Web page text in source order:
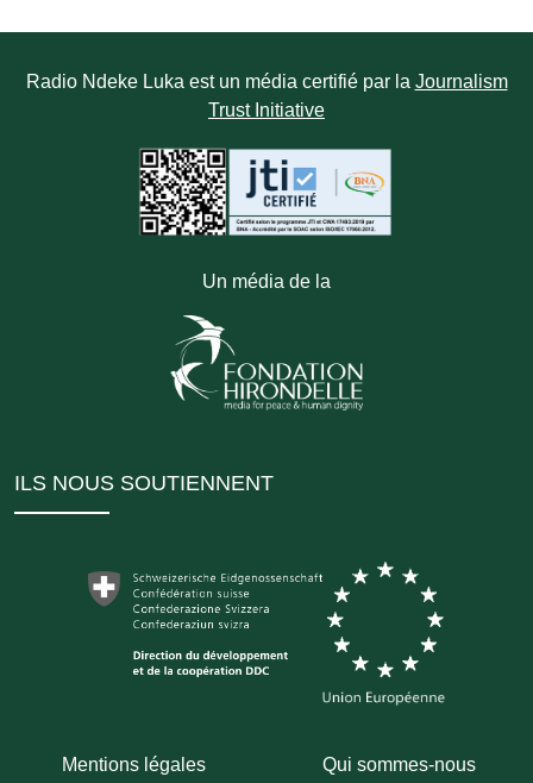
Radio Ndeke Luka est un média certifié par la Journalism
Trust Initiative
Un média de la
ILS NOUS SOUTIENNENT
Mentions légales Qui sommes-nous